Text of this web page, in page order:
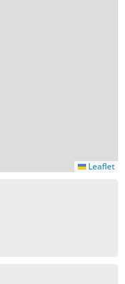
Leaflet